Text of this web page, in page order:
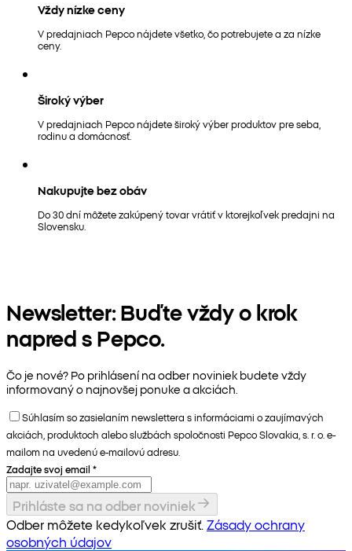
Vždy nízke ceny
V predajniach Pepco nájdete všetko, čo potrebujete a za nízke
ceny.
Široký výber
V predajniach Pepco nájdete široký výber produktov pre seba,
rodinu a domácnosť.
Nakupujte bez obáv
Do 30 dní môžete zakúpený tovar vrátiť v ktorejkoľvek predajni na
Slovensku.
Newsletter: Buďte vždy o krok
napred s Pepco.
Čo je nové? Po prihlásení na odber noviniek budete vždy
informovaný o najnovšej ponuke a akciách.
Súhlasím so zasielaním newslettera s informáciami o zaujímavých
akciách, produktoch alebo službách spoločnosti Pepco Slovakia, s. r. o. e-
mailom na uvedenú e-mailovú adresu.
Zadajte svoj email *
Prihláste sa na odber noviniek
Odber môžete kedykoľvek zrušiť. Zásady ochrany
osobných údajov